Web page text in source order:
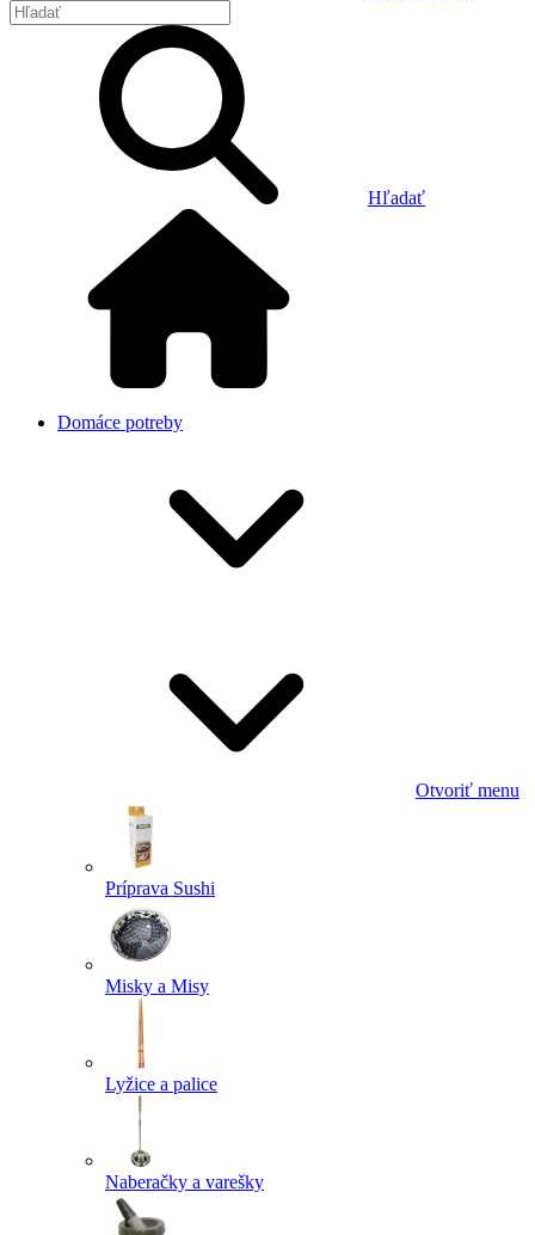
Hľadať
Domáce potreby
Otvoriť menu
Príprava Sushi
Misky a Misy
Lyžice a palice
Naberačky a varešky